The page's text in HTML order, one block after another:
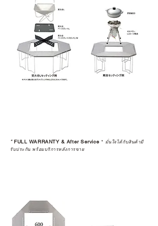
*FULL WARRANTY & After Service * มั่นใจได้กับสินค้ามี
รับประกัน พร้อมบริการหลังการขาย